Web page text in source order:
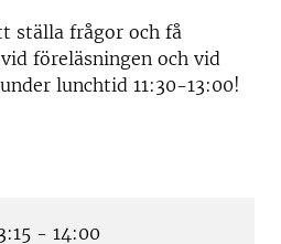
ställa frågor och få
föreläsningen och vid
under lunchtid 11:30-13:00!
- 14:00